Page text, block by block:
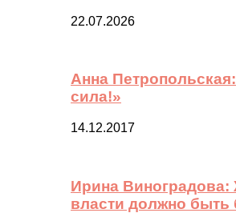
22.07.2026
Анна
сила!»
14.12.2017
Ирина
власти должно быть